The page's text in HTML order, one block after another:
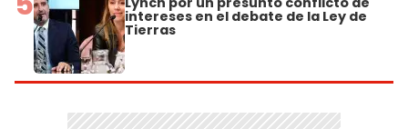
intereses en el debate de la Ley de
Tierras